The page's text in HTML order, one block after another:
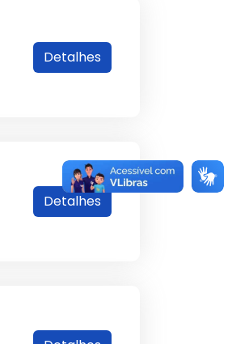
Detalhes
Detalhes